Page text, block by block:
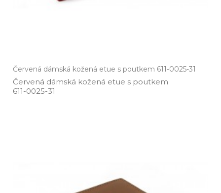
Červená dámská kožená etue s poutkem 611-0025-31
Červená dámská kožená etue s poutkem
611­-0025­-31